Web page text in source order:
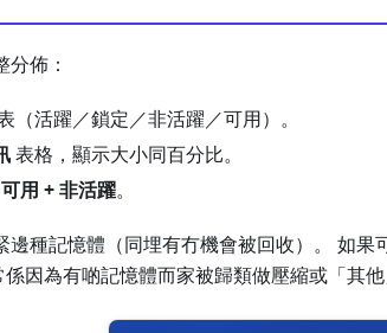
佈：
（活躍／鎖定／非活躍／可用）。
表格，顯示大小同百分比。
可用 + 非活躍。
邊種記憶體（同埋有冇機會被回收）。 如
因為有啲記憶體而家被歸類做壓縮或「其他